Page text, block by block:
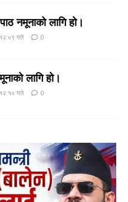
नमूनाको लागि हो।
गते 0
लागि हो।
गते 0